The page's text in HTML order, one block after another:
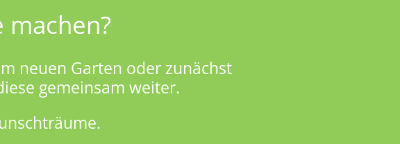
neuen Garten oder zunächst
gemeinsam weiter.